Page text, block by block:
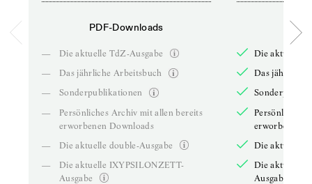
PDF-Downloads
—
Die aktuelle TdZ-Ausgabe
—
Das jährliche Arbeitsbuch
—
Sonderpublikationen
—
Persönliches Archiv mit allen bereits
erworbenen Downloads
—
Die aktuelle double-Ausgabe
—
Die aktuelle IXYPSILONZETT-
Ausgabe
Die aktuelle
Das jährliche
Persönliches
erworbenen
Die aktuelle
Die aktuelle
Ausgabe